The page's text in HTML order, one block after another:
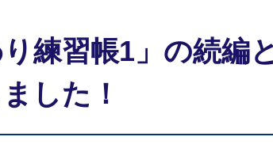
練習帳1」の続編
した！